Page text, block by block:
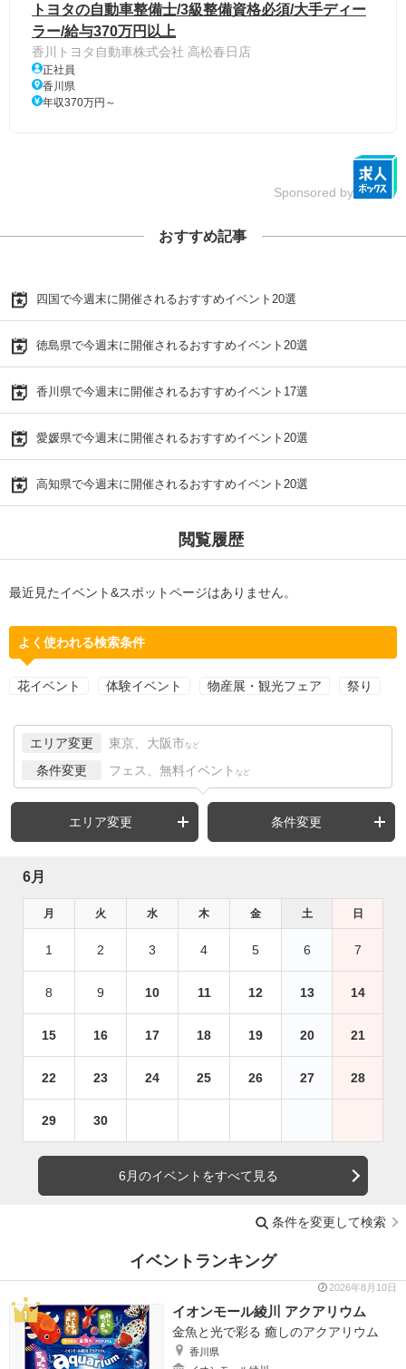
トヨタの自動車整備士/3級整備資格必須/大手ディー
ラー/給与370万円以上
香川トヨタ自動車株式会社 高松春日店
正社員
香川県
年収370万円～
Sponsored by
おすすめ記事
四国で今週末に開催されるおすすめイベント20選
徳島県で今週末に開催されるおすすめイベント20選
香川県で今週末に開催されるおすすめイベント17選
愛媛県で今週末に開催されるおすすめイベント20選
高知県で今週末に開催されるおすすめイベント20選
閲覧履歴
最近見たイベント&スポットページはありません。
よく使われる検索条件
花イベント 体験イベント 物産展・観光フェア 祭り
エリア変更 東京、大阪市 など
条件変更 フェス、無料イベント など
エリア変更 条件変更
6月
月 火 水 木 金 土 日
1 2 3 4 5 6 7
8 9 10 11 12 13 14
15 16 17 18 19 20 21
22 23 24 25 26 27 28
29 30
6月のイベントをすべて見る
条件を変更して検索
イベントランキング
2026年8月10日
イオンモール綾川 アクアリウム
金魚と光で彩る 癒しのアクアリウム
香川県